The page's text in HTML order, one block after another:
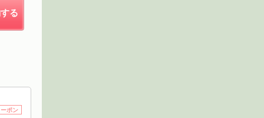
る
ポン